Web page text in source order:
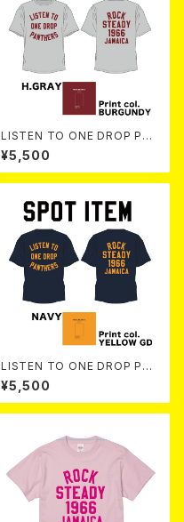
LISTEN TO ONE DROP PAN
THERS TEE 【 H.Gray 】
¥5,500
LISTEN TO ONE DROP PAN
THERS TEE 【 Navy 】
¥5,500